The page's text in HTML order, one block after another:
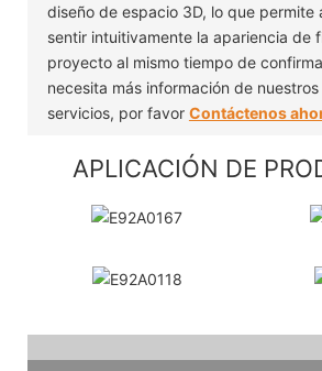
diseño de espacio 3D, lo que permite
sentir intuitivamente la apariencia de
proyecto al mismo tiempo de
necesita más información de
servicios, por favor Contáctenos
APLICACIÓN DE